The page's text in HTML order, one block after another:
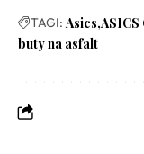
TAGI: Asics ASICS
buty na asfalt